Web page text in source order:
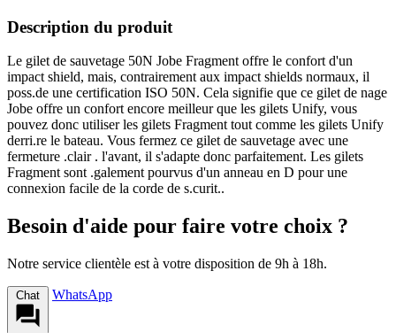
Description du produit
Le gilet de sauvetage 50N Jobe Fragment offre le confort d'un
impact shield, mais, contrairement aux impact shields normaux, il
poss.de une certification ISO 50N. Cela signifie que ce gilet de nage
Jobe offre un confort encore meilleur que les gilets Unify, vous
pouvez donc utiliser les gilets Fragment tout comme les gilets Unify
derri.re le bateau. Vous fermez ce gilet de sauvetage avec une
fermeture .clair . l'avant, il s'adapte donc parfaitement. Les gilets
Fragment sont .galement pourvus d'un anneau en D pour une
connexion facile de la corde de s.curit..
Besoin d'aide pour faire votre choix ?
Notre service clientèle est à votre disposition de 9h à 18h.
Chat WhatsApp